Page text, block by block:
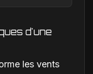
d'une
les vents